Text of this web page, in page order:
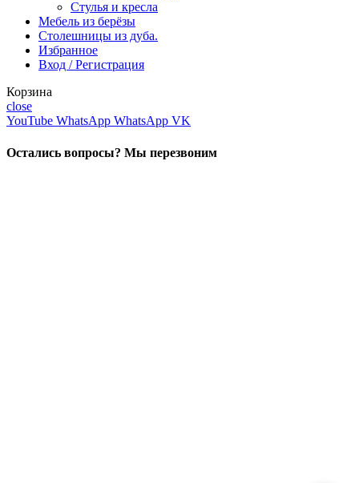
Стулья и кресла
Мебель из берёзы
Столешницы из дуба.
Избранное
Вход / Регистрация
Корзина
close
YouTube WhatsApp WhatsApp VK
Остались вопросы? Мы перезвоним